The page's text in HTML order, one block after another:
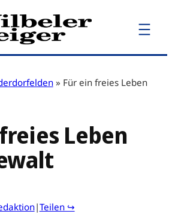
» Für ein freies Leben
Leben
|Teilen ↪